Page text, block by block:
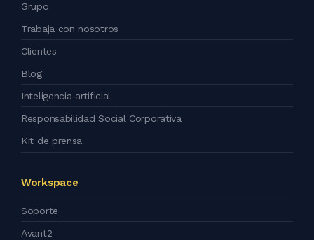
Grupo
Trabaja con nosotros
Clientes
Blog
Inteligencia artificial
Responsabilidad Social Corporativa
Kit de prensa
Workspace
Soporte
Avant2